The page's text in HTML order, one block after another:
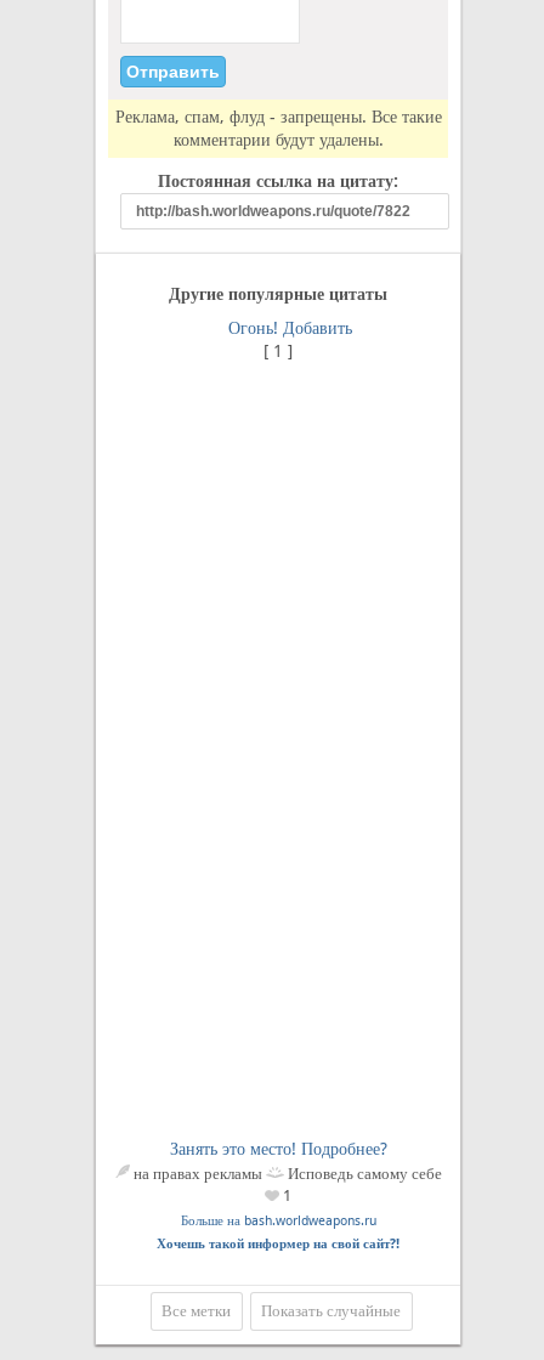
Реклама, спам, флуд - запрещены. Все такие
комментарии будут удалены.
Постоянная ссылка на цитату:
Другие популярные цитаты
Огонь! Добавить
[ 1 ]
Занять это место! Подробнее?
на правах рекламы
Исповедь самому себе
1
Больше на bash.worldweapons.ru
Хочешь такой информер на свой сайт?!
Все метки Показать случайные